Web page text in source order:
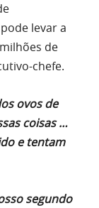
levar a
de
chefe.
ovos de
coisas …
e tentam
segundo